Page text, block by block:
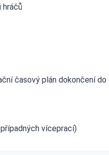
hráčů
časový plán dokončení
víceprací)